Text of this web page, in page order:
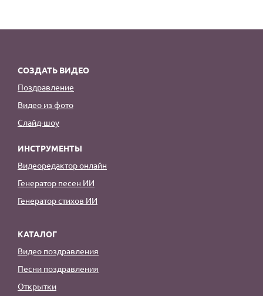
СОЗДАТЬ ВИДЕО
Поздравление
Видео из фото
Слайд-шоу
ИНСТРУМЕНТЫ
Видеоредактор онлайн
Генератор песен ИИ
Генератор стихов ИИ
КАТАЛОГ
Видео поздравления
Песни поздравления
Открытки